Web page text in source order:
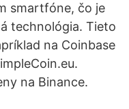
smartfóne, čo je
technológia. Tieto
na Coinbase
na Binance.